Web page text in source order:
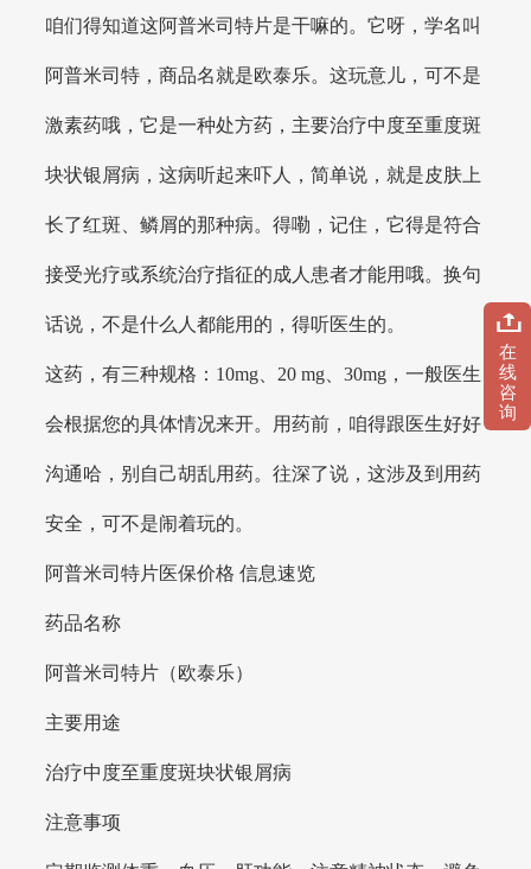
咱们得知道这阿普米司特片是干嘛的。它呀，学名叫
阿普米司特，商品名就是欧泰乐。这玩意儿，可不是
激素药哦，它是一种处方药，主要治疗中度至重度斑
块状银屑病，这病听起来吓人，简单说，就是皮肤上
长了红斑、鳞屑的那种病。得嘞，记住，它得是符合
接受光疗或系统治疗指征的成人患者才能用哦。换句
话说，不是什么人都能用的，得听医生的。
这药，有三种规格：10mg、20 mg、30mg，一般医生
会根据您的具体情况来开。用药前，咱得跟医生好好
沟通哈，别自己胡乱用药。往深了说，这涉及到用药
安全，可不是闹着玩的。
阿普米司特片医保价格 信息速览
药品名称
阿普米司特片（欧泰乐）
主要用途
治疗中度至重度斑块状银屑病
注意事项
在
线
咨
询